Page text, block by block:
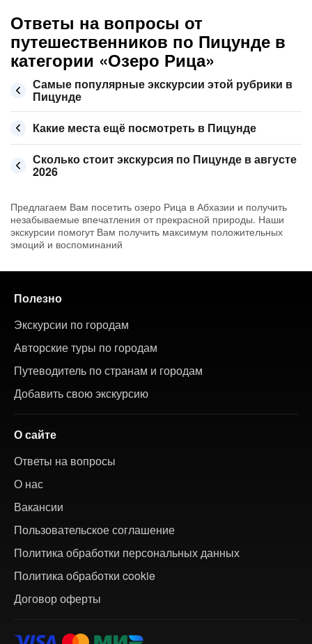
Ответы на вопросы от
путешественников по Пицунде в
категории «Озеро Рица»
Самые популярные экскурсии этой рубрики в
Пицунде
Какие места ещё посмотреть в Пицунде
Сколько стоит экскурсия по Пицунде в августе
2026
Предлагаем Вам посетить озеро Рица в Абхазии и получить
незабываемые впечатления от прекрасной природы. Наши
экскурсии помогут Вам получить максимум положительных
эмоций и воспоминаний
Полезно
Экскурсии по городам
Авторские туры по городам
Путеводитель по странам и городам
Добавить свою экскурсию
О сайте
Ответы на вопросы
О нас
Вакансии
Пользовательское соглашение
Политика обработки персональных данных
Политика обработки cookie
Договор оферты